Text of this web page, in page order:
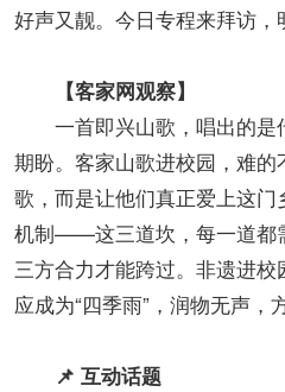
好声又靓。今日专程来拜访，
【客家网观察】
一首即兴山歌，唱出的是
期盼。客家山歌进校园，难
歌，而是让他们真正爱上这门
机制——这三道坎，每一道都
三方合力才能跨过。非遗进校
应成为“四季雨”，润物无声，
📌 互动话题